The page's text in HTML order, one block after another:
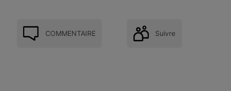
COMMENTAIRE Suivre